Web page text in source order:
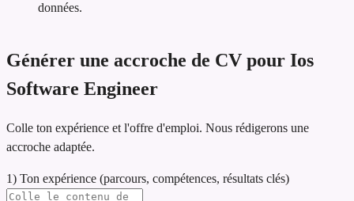
données.
Générer une accroche de CV pour Ios
Software Engineer
Colle ton expérience et l'offre d'emploi. Nous rédigerons une
accroche adaptée.
1) Ton expérience (parcours, compétences, résultats clés)